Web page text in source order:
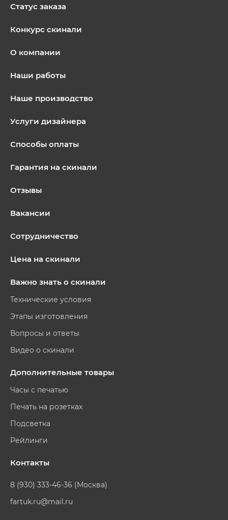
Статус заказа
Конкурс скинали
О компании
Наши работы
Наше производство
Услуги дизайнера
Способы оплаты
Гарантия на скинали
Отзывы
Вакансии
Сотрудничество
Цена на скинали
Важно знать о скинали
Технические условия
Этапы изготовления
Вопросы и ответы
Видео о скинали
Дополнительные товары
Часы с печатью
Печать на розетках
Подсветка
Рейлинги
Контакты
8 (930) 333-46-36 (Москва)
fartuk.ru@mail.ru